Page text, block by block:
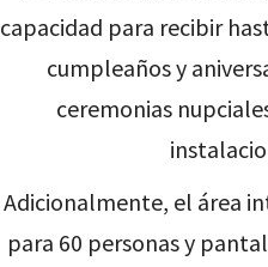
capacidad para recibir
cumpleaños y
ceremonias
Adicionalmente, el área
para 60 personas y